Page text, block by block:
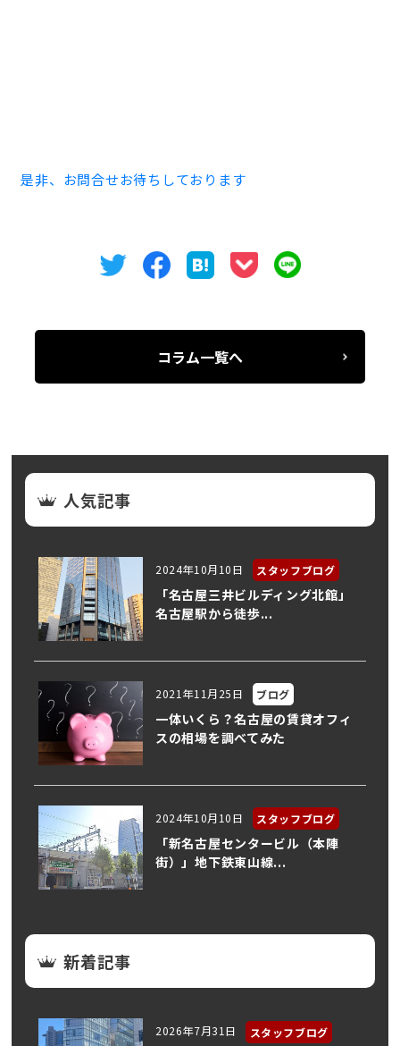
是非、お問合せお待ちしております
コラム一覧へ
人気記事
2024年10月10日 スタッフブログ
「名古屋三井ビルディング北館」
名古屋駅から徒歩...
2021年11月25日 ブログ
一体いくら？名古屋の賃貸オフィ
スの相場を調べてみた
2024年10月10日 スタッフブログ
「新名古屋センタービル（本陣
街）」地下鉄東山線...
新着記事
2026年7月31日 スタッフブログ